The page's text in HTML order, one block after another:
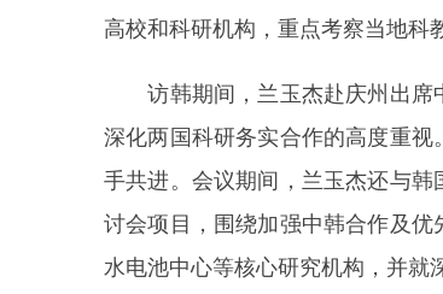
高校和科研机构，重点考察当地科
访韩期间，兰玉杰赴庆州出席中
深化两国科研务实合作的高度重
手共进。会议期间，兰玉杰还与
讨会项目，围绕加强中韩合作及
水电池中心等核心研究机构，并就